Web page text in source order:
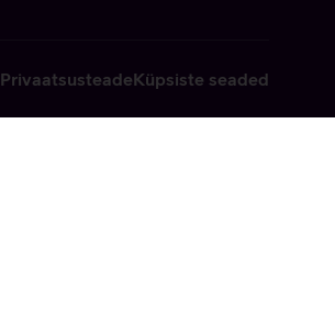
PrivaatsusteadeKüpsiste seaded